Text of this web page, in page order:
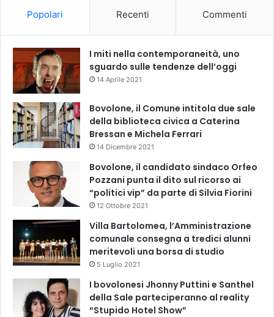
Popolari Recenti Commenti
I miti nella contemporaneità, uno
sguardo sulle tendenze dell’oggi
14 Aprile 2021
Bovolone, il Comune intitola due sale
della biblioteca civica a Caterina
Bressan e Michela Ferrari
14 Dicembre 2021
Bovolone, il candidato sindaco Orfeo
Pozzani punta il dito sul ricorso ai
“politici vip” da parte di Silvia Fiorini
12 Ottobre 2021
Villa Bartolomea, l’Amministrazione
comunale consegna a tredici alunni
meritevoli una borsa di studio
5 Luglio 2021
I bovolonesi Jhonny Puttini e Santhel
della Sale parteciperanno al reality
“Stupido Hotel Show”